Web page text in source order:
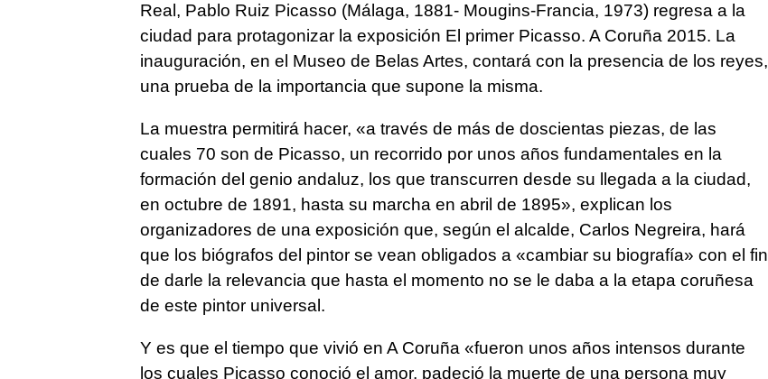
Real, Pablo Ruiz Picasso (Málaga, 1881- Mougins-Francia, 1973) regresa a la
ciudad para protagonizar la exposición El primer Picasso. A Coruña 2015. La
inauguración, en el Museo de Belas Artes, contará con la presencia de los reyes,
una prueba de la importancia que supone la misma.
La muestra permitirá hacer, «a través de más de doscientas piezas, de las
cuales 70 son de Picasso, un recorrido por unos años fundamentales en la
formación del genio andaluz, los que transcurren desde su llegada a la ciudad,
en octubre de 1891, hasta su marcha en abril de 1895», explican los
organizadores de una exposición que, según el alcalde, Carlos Negreira, hará
que los biógrafos del pintor se vean obligados a «cambiar su biografía» con el fin
de darle la relevancia que hasta el momento no se le daba a la etapa coruñesa
de este pintor universal.
Y es que el tiempo que vivió en A Coruña «fueron unos años intensos durante
los cuales Picasso conoció el amor, padeció la muerte de una persona muy